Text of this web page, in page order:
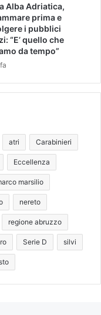
Alba Adriatica,
prima e
i pubblici
“E’ quello che
da tempo”
atri Carabinieri
Eccellenza
marsilio
nereto
regione abruzzo
Serie D silvi